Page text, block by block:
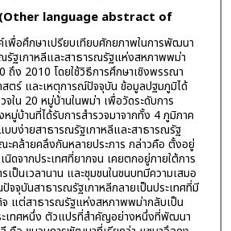
language abstract of
พื่อศึกษาเปรียบเทียบศักยภาพในการพัฒนา
รัฐเกาหลีและสาธารณรัฐแห่งสหภาพพม่า
ถึง 2010 โดยใช้วิธีการศึกษาเชิงพรรณา
ตร์ และเหตุการณ์ปัจจุบัน ข้อมูลปฐมภูมิได้
จใน 20 หมู่บ้านในพม่า เพื่อวัดระดับการ
มู่บ้านที่ได้รับการสำรวจมาจากทั้ง 4 ภูมิภาค
บง่ายสาธารณรัฐเกาหลีและสาธารณรัฐ
คล้ายคลึงกันหลายประการ กล่าวคือ ตั้งอยู่
นิดจากประเทศที่ยากจน เคยตกอยู่ภายใต้การ
เป็นเวลานาน และชุมชนในชนบทมีความเสมอ
จจุบันสาธารณรัฐเกาหลีกลายเป็นประเทศที่มี
จ แต่สาธารณรัฐแห่งสหภาพพม่ากลับเป็น
ะเทศหนึ่ง ตัวแปรที่สำคัญอย่างหนึ่งที่พัฒนา